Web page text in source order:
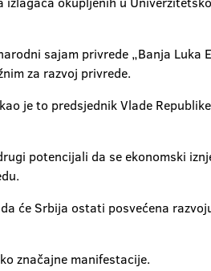
sajam privrede „Banja Luka
za razvoj privrede.
je to predsjednik Vlade
potencijali da se ekonomski
će Srbija ostati posvećena
značajne manifestacije.